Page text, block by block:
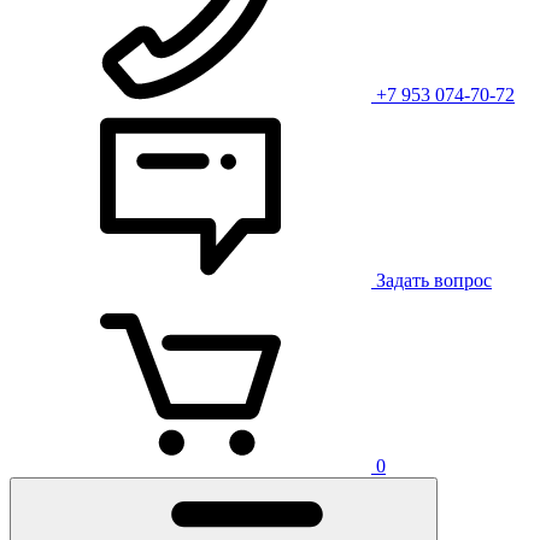
+7 953 074-70-72
Задать вопрос
0